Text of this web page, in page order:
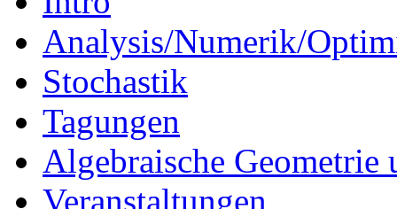
Analysis/Numerik/
Stochastik
Tagungen
Algebraische
Veranstaltungen